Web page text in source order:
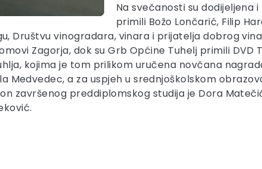
Na svečanosti su dodijeljena
primili Božo Lončarić, Filip
Društvu vinogradara, vinara i prijatelja dobrog
Zagorja, dok su Grb Općine Tuhelj primili DVD
kojima je tom prilikom uručena novčana
a za uspjeh u srednjoškolskom
završenog preddiplomskog studija je Dora